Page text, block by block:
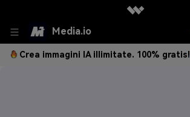
Media.io
Crea immagini IA illimitate. 100% gratis!